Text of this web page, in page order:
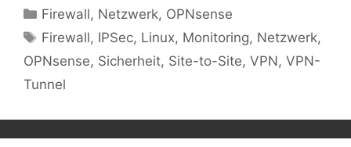
Kategorien
Firewall, Netzwerk, OPNsense
Schlagwörter
Firewall, IPSec, Linux, Monitoring, Netzwerk,
OPNsense, Sicherheit, Site-to-Site, VPN, VPN-
Tunnel